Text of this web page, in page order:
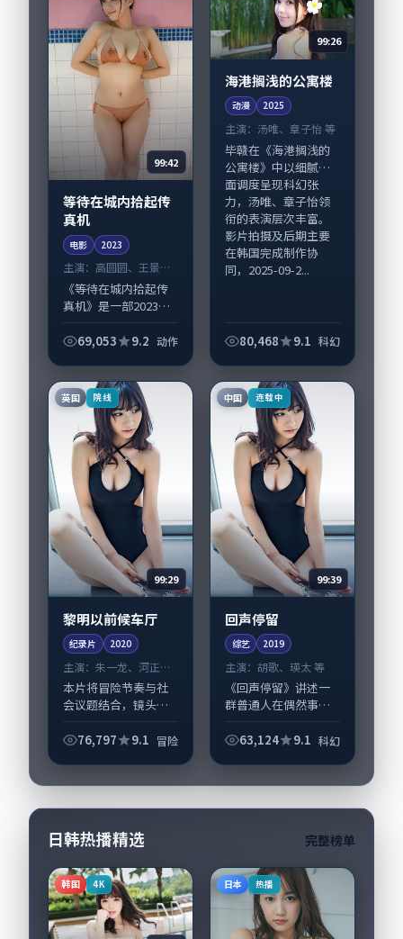
99:42
等待在城内拾起传
真机
电影 2023
主演： 高圆圆、王景春
等
《等待在城内拾起传
真机》是一部2023年
影，由郭帆执导，高
与重要戏份。故事围
绕当代都市中的...
69,053 9.2 动作
99:26
海港搁浅的公寓楼
动漫 2025
主演： 汤唯、章子怡 等
毕赣在《海港搁浅的
公寓楼》中以细腻场
面调度呈现科幻张
力，汤唯、章子怡领
衔的表演层次丰富。
影片拍摄及后期主要
在韩国完成制作协
同，2025-09-2...
80,468 9.1 科幻
英国 院线
99:29
黎明以前候车厅
纪录片 2020
主演： 朱一龙、河正宇
等
本片将冒险节奏与社
会议题结合，镜头语
《黎明以前候车厅》
线；取景与声音设计
凸显英国城市质感，
76,797 9.1 冒险
中国 连载中
99:39
回声停留
综艺 2019
主演： 胡歌、瑛太 等
《回声停留》讲述一
群普通人在偶然事件
的故事，科幻类型元
博伊尔擅长留白叙
事，胡歌、瑛太的情
63,124 9.1 科幻
日韩热播精选 完整榜单
韩国 4K 日本 热播